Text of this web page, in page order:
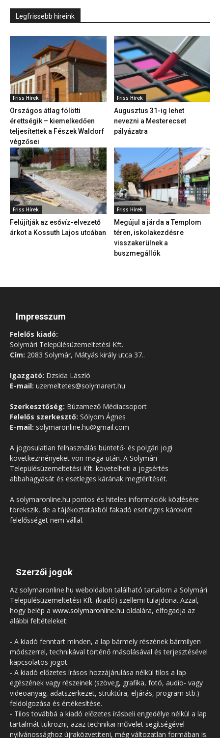
Legfrissebb hireink
Friss Hírek
Országos átlag fölötti
érettségik – kiemelkedően
teljesítettek a Fészek Waldorf
végzősei
Friss Hírek
Augusztus 31-ig lehet
nevezni a Mesterecset
pályázatra
Friss Hírek
Felújítják az esővíz-elvezető
árkot a Kossuth Lajos utcában
Friss Hírek
Megújul a járda a Templom
téren, iskolakezdésre
visszakerülnek a
buszmegállók
Impresszum
Felelős kiadó:
Solymári Településüzemeltetési Kft.
Cím: 2083 Solymár, Mátyás király utca 37..
Igazgató: Dzsida László
E-mail: uzemeltetes@solymarert.hu
Szerkesztőség: Búzamező Médiacsoport
Felelős szerkesztő: Sólyom Ágnes
E-mail: solymaronline.hu@gmail.com
A jogosulatlan felhasználás büntető- és polgári jogi
következményeket von maga után. A Solymári
Településüzemeltetési Kft. követelheti a jogsértés
abbahagyását és esetleges kárának megtérítését.
A solymaronline.hu pontos és hiteles információk közlésére
törekszik, de a tájékoztatásból fakadó esetleges károkért
felelősséget nem vállal.
Szerzői jogok
Az solymaronline.hu weboldalon található tartalom a Solymári
Településüzemeltetési Kft. (kiadó) szellemi tulajdona. Azzal,
hogy belép a www.solymaronline.hu oldalára, elfogadja az
alábbi feltételeket:
- A kiadó fenntart minden, a lap bármely részének bármilyen
módszerrel, technikával történő másolásával és terjesztésével
kapcsolatos jogot.
- A kiadó előzetes írásos hozzájárulása nélkül tilos a lap
egészének vagy részeinek (szöveg, grafika, fotó, audio- vagy
videoanyag, adatszerkezet, struktúra, eljárás, program stb.)
feldolgozása és értékesítése.
- Tilos továbbá a kiadó előzetes írásbeli engedélye nélkül a lap
tartalmát tükrözni, azaz technikai művelet segítségével
nyilvánossághoz újraközvetíteni, még változatlan formában is.